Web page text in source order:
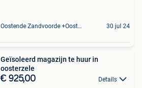
Oostende Zandvoorde +Oostende 30 jul 24
Geïsoleerd magazijn te huur in
oosterzele
€ 925,00 Details